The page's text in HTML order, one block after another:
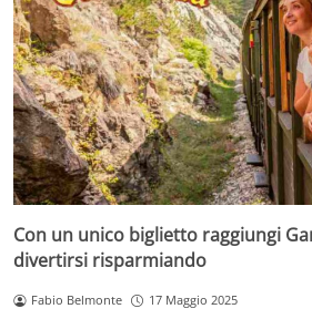
Con un unico biglietto raggiungi
divertirsi risparmiando
Fabio Belmonte 17 Maggio 2025